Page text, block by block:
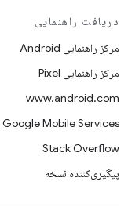
دریافت راهنمایی
مرکز راهنمایی Android
مرکز راهنمایی Pixel
www.android.com
Google Mobile Services
Stack Overflow
پیگیری‌کننده نسخه